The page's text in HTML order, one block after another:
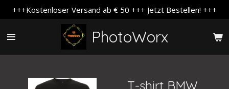
Zum
springen
PhotoWorx
+++Kostenloser Versand ab € 50 +++ Jetzt Bestellen! +++
T-shirt BMW